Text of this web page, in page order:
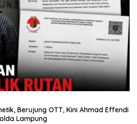
Berujung OTT, Kini Ahmad Effendi
Lampung